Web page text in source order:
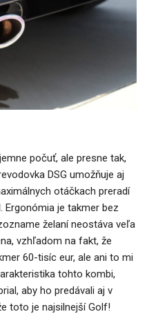
počuť, ale presne tak,
DSG umožňuje aj
otáčkach preradí
Ergonómia je takmer bez
želaní neostáva veľa
vzhľadom na fakt, že
60-tisíc eur, ale ani to mi
tohto kombi,
aby ho predávali aj v
toto je najsilnejší Golf!